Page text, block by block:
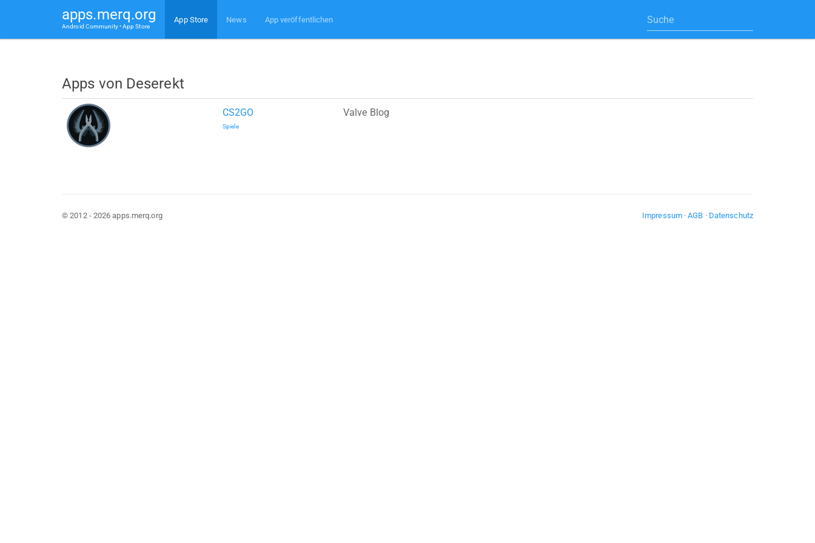
apps.merq.org
Android Community • App Store
App Store News App veröffentlichen
Apps von Deserekt
CS2GO
Spiele
Valve Blog
Impressum·AGB · Datenschutz
© 2012 - 2026 apps.merq.org